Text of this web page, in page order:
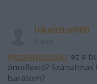
Inkvizítor666
@szánmonoxid: ez a
önreflexió?
barátom?